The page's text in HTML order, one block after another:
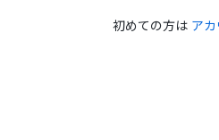
初めての方は アカ